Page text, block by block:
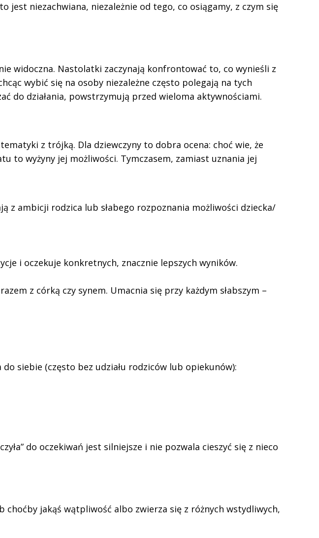
jest niezachwiana, niezależnie od tego, co osiągamy, z czym się
widoczna. Nastolatki zaczynają konfrontować to, co wynieśli z
wybić się na osoby niezależne często polegają na tych
do działania, powstrzymują przed wieloma aktywnościami.
z trójką. Dla dziewczyny to dobra ocena: choć wie, że
wyżyny jej możliwości. Tymczasem, zamiast uznania jej
z ambicji rodzica lub słabego rozpoznania możliwości dziecka/
i oczekuje konkretnych, znacznie lepszych wyników.
z córką czy synem. Umacnia się przy każdym słabszym –
siebie (często bez udziału rodziców lub opiekunów):
do oczekiwań jest silniejsze i nie pozwala cieszyć się z nieco
jakąś wątpliwość albo zwierza się z różnych wstydliwych,